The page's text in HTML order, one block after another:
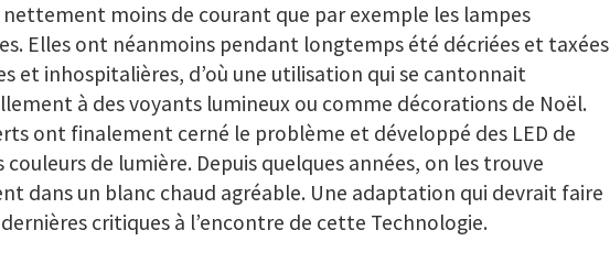
moins de courant que par exemple les lampes
Elles ont néanmoins pendant longtemps été décriées et taxées
et inhospitalières, d’où une utilisation qui se cantonnait
à des voyants lumineux ou comme décorations de Noël.
ont finalement cerné le problème et développé des LED de
couleurs de lumière. Depuis quelques années, on les trouve
dans un blanc chaud agréable. Une adaptation qui devrait faire
critiques à l’encontre de cette Technologie.